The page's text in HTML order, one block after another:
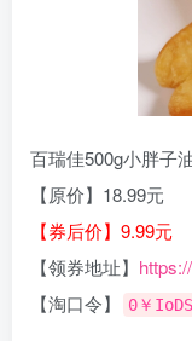
百瑞佳500g小胖子
【原价】18.99元
【券后价】9.99元
【领券地址】
【淘口令】
0￥